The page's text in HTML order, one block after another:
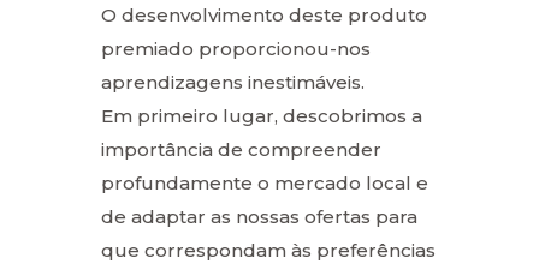
O desenvolvimento deste produto
premiado proporcionou-nos
aprendizagens inestimáveis.
Em primeiro lugar, descobrimos a
importância de compreender
profundamente o mercado local e
de adaptar as nossas ofertas para
que correspondam às preferências